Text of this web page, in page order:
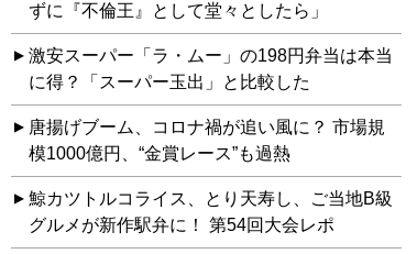
ずに『不倫王』として堂々としたら」
激安スーパー「ラ・ムー」の198円弁当は本当
に得？「スーパー玉出」と比較した
唐揚げブーム、コロナ禍が追い風に？ 市場規
模1000億円、“金賞レース”も過熱
鯨カツトルコライス、とり天寿し、ご当地B級
グルメが新作駅弁に！ 第54回大会レポ